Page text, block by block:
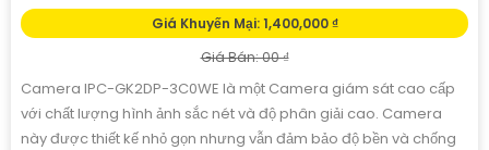
Giá Khuyến Mại: 1,400,000 ₫
Giá Bán: 00 ₫
Camera IPC-GK2DP-3C0WE là một Camera giám sát cao cấp
với chất lượng hình ảnh sắc nét và độ phân giải cao. Camera
này được thiết kế nhỏ gọn nhưng vẫn đảm bảo độ bền và chống